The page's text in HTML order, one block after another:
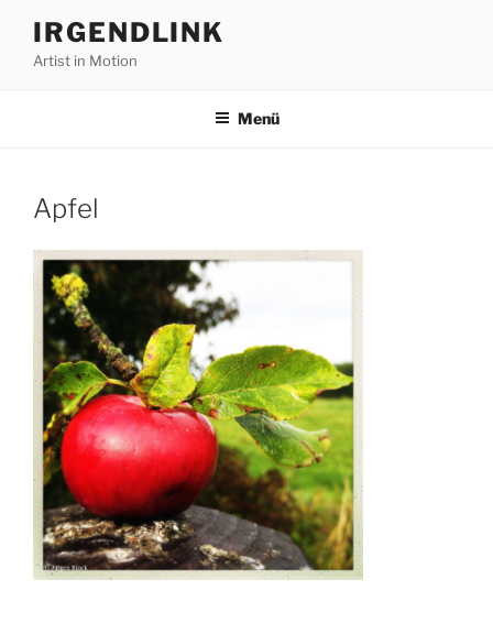
Inhalt
springen
IRGENDLINK
Artist in Motion
Menü
Apfel